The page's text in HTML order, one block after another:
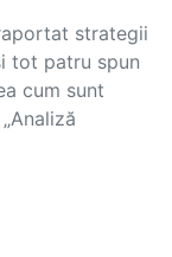
strategii
tot patru spun
cum sunt